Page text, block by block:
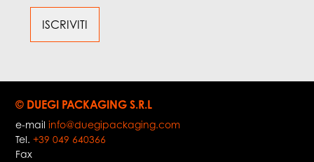
© DUEGI PACKAGING S.R.L
e-mailinfo@duegipackaging.com
Tel.+39 049 640366
Fax